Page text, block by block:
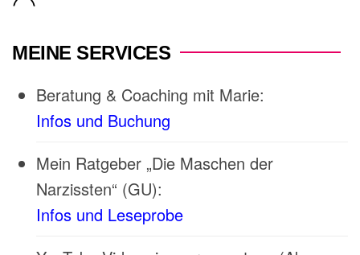
MEINE SERVICES
Beratung & Coaching mit Marie:
Infos und Buchung
Mein Ratgeber „Die Maschen der
Narzissten“ (GU):
Infos und Leseprobe